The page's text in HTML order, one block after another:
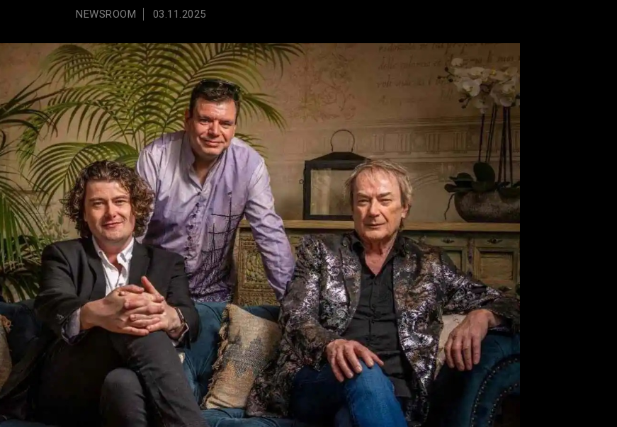
NEWSROOM 03.11.2025